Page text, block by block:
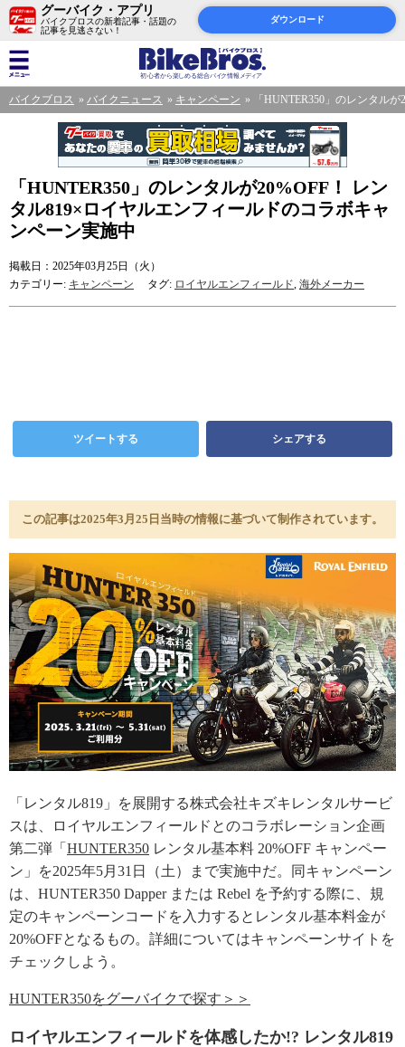
グーバイク・アプリ
バイクブロスの新着記事・話題の
記事を見逃さない！
ダウンロード
バイクブロス バイクニュース キャンペーン 「HUNTER350」のレンタル
「HUNTER350」のレンタルが20%OFF！ レン
タル819×ロイヤルエンフィールドのコラボキャ
ンペーン実施中
掲載日：2025年03月25日（火）
カテゴリー: キャンペーン タグ: ロイヤルエンフィールド, 海外メーカー
ツイートする シェアする
この記事は2025年3月25日当時の情報に基づいて制作されています。
「レンタル819」を展開する株式会社キズキレンタルサービ
スは、ロイヤルエンフィールドとのコラボレーション企画
第二弾「 HUNTER350 レンタル基本料 20%OFF キャンペー
ン」を2025年5月31日（土）まで実施中だ。同キャンペーン
は、HUNTER350 Dapper または Rebel を予約する際に、規
定のキャンペーンコードを入力するとレンタル基本料金が
20%OFFとなるもの。詳細についてはキャンペーンサイトを
チェックしよう。
HUNTER350をグーバイクで探す＞＞
ロイヤルエンフィールドを体感したか!? レンタル819